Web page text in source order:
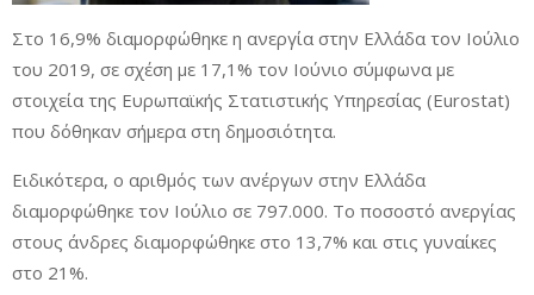
Στο 16,9% διαμορφώθηκε η ανεργία στην Ελλάδα τον Ιούλιο
του 2019, σε σχέση με 17,1% τον Ιούνιο σύμφωνα με
στοιχεία της Ευρωπαϊκής Στατιστικής Υπηρεσίας (Eurostat)
που δόθηκαν σήμερα στη δημοσιότητα.
Ειδικότερα, ο αριθμός των ανέργων στην Ελλάδα
διαμορφώθηκε τον Ιούλιο σε 797.000. Το ποσοστό ανεργίας
στους άνδρες διαμορφώθηκε στο 13,7% και στις γυναίκες
στο 21%.